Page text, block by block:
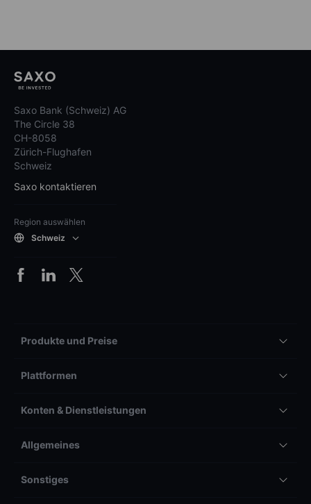
Saxo Bank (Schweiz) AG
The Circle 38
CH-8058
Zürich-Flughafen
Schweiz
Saxo kontaktieren
Region auswählen
Schweiz
Produkte und Preise
Plattformen
Konten & Dienstleistungen
Allgemeines
Sonstiges